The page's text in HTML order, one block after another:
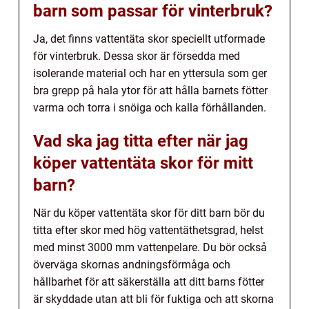
barn som passar för vinterbruk?
Ja, det finns vattentäta skor speciellt utformade
för vinterbruk. Dessa skor är försedda med
isolerande material och har en yttersula som ger
bra grepp på hala ytor för att hålla barnets fötter
varma och torra i snöiga och kalla förhållanden.
Vad ska jag titta efter när jag
köper vattentäta skor för mitt
barn?
När du köper vattentäta skor för ditt barn bör du
titta efter skor med hög vattentäthetsgrad, helst
med minst 3000 mm vattenpelare. Du bör också
överväga skornas andningsförmåga och
hållbarhet för att säkerställa att ditt barns fötter
är skyddade utan att bli för fuktiga och att skorna